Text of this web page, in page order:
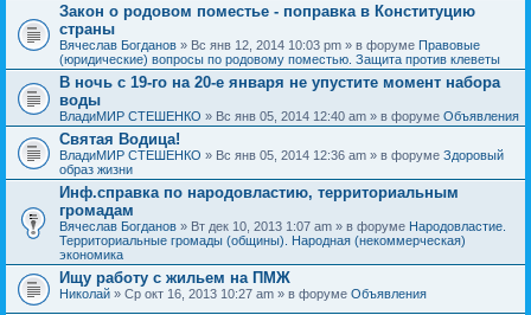
Закон о родовом поместье - поправка в Конституцию
страны
Вячеслав Богданов » Вс янв 12, 2014 10:03 pm » в форуме Правовые
(юридические) вопросы по родовому поместью. Защита против клеветы
В ночь с 19-го на 20-е января не упустите момент набора
воды
ВладиМИР СТЕШЕНКО » Вс янв 05, 2014 12:40 am » в форуме Объявления
Святая Водица!
ВладиМИР СТЕШЕНКО » Вс янв 05, 2014 12:36 am » в форуме Здоровый
образ жизни
Инф.справка по народовластию, территориальным
громадам
Вячеслав Богданов » Вт дек 10, 2013 1:07 am » в форуме Народовластие.
Территориальные громады (общины). Народная (некоммерческая)
экономика
Ищу работу с жильем на ПМЖ
Николай » Ср окт 16, 2013 10:27 am » в форуме Объявления